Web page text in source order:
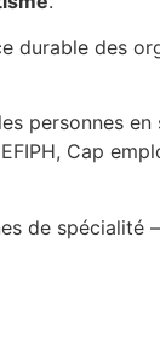
durable des
personnes
Cap
de